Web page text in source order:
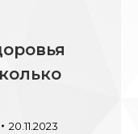
20.11.2023